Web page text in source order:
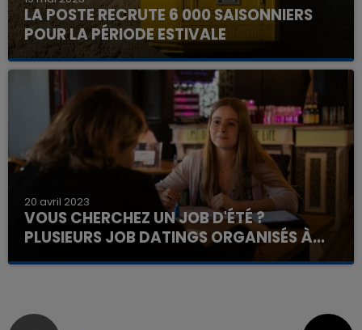
LA POSTE RECRUTE 6 000 SAISONNIERS
POUR LA PÉRIODE ESTIVALE
20 avril 2023
VOUS CHERCHEZ UN JOB D'ÉTÉ ?
PLUSIEURS JOB DATINGS ORGANISÉS À...